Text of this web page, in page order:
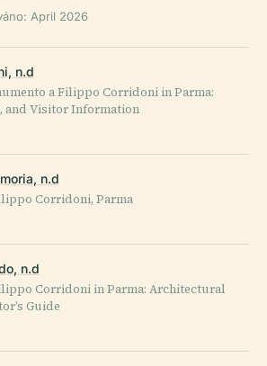
April 2026
n.d
a Filippo Corridoni in Parma:
and Visitor Information
n.d
Corridoni, Parma
n.d
Corridoni in Parma: Architectural
Guide